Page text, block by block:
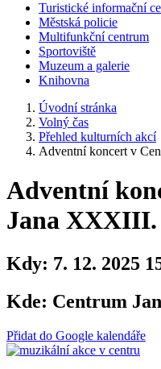
Turistické informační
Městská policie
Multifunkční centrum
Sportoviště
Muzeum a galerie
Knihovna
Úvodní stránka
Volný čas
Přehled kulturních akcí
Adventní koncert v
Adventní
Jana XXXIII.
Kdy: 7. 12. 2025
Kde: Centrum
Přidat do Google kalendáře